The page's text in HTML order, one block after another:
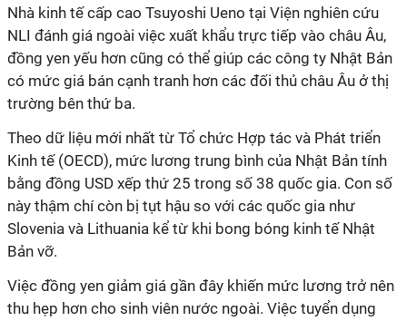
Nhà kinh tế cấp cao Tsuyoshi Ueno tại Viện nghiên cứu
NLI đánh giá ngoài việc xuất khẩu trực tiếp vào châu Âu,
đồng yen yếu hơn cũng có thể giúp các công ty Nhật Bản
có mức giá bán cạnh tranh hơn các đối thủ châu Âu ở thị
trường bên thứ ba.
Theo dữ liệu mới nhất từ Tổ chức Hợp tác và Phát triển
Kinh tế (OECD), mức lương trung bình của Nhật Bản tính
bằng đồng USD xếp thứ 25 trong số 38 quốc gia. Con số
này thậm chí còn bị tụt hậu so với các quốc gia như
Slovenia và Lithuania kể từ khi bong bóng kinh tế Nhật
Bản vỡ.
Việc đồng yen giảm giá gần đây khiến mức lương trở nên
thu hẹp hơn cho sinh viên nước ngoài. Việc tuyển dụng